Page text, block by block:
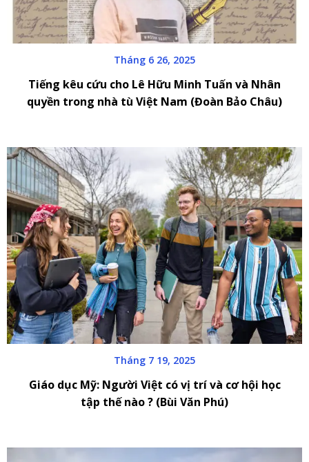
Tháng 6 26, 2025
Tiếng kêu cứu cho Lê Hữu Minh Tuấn và Nhân
quyền trong nhà tù Việt Nam (Đoàn Bảo Châu)
Tháng 7 19, 2025
Giáo dục Mỹ: Người Việt có vị trí và cơ hội học
tập thế nào ? (Bùi Văn Phú)